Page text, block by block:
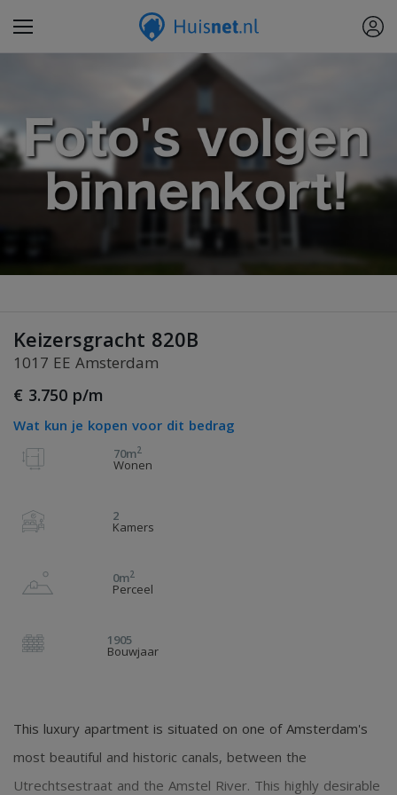
Keizersgracht 820B
1017 EE Amsterdam
€ 3.750 p/m
Wat kun je kopen voor dit bedrag
70m2
Wonen
2
Kamers
0m2
Perceel
1905
Bouwjaar
This luxury apartment is situated on one of Amsterdam's
most beautiful and historic canals, between the
Utrechtsestraat and the Amstel River. This highly desirable